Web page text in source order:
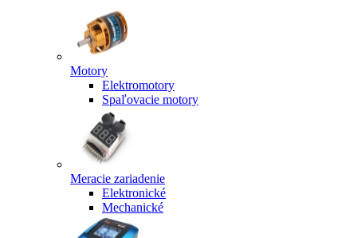
Motory
Elektromotory
Spaľovacie motory
Meracie zariadenie
Elektronické
Mechanické